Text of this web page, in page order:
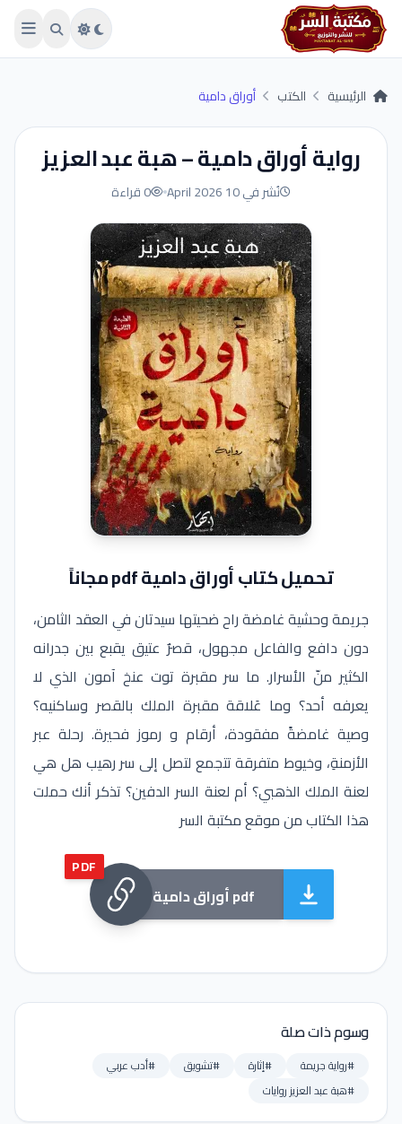
Skip to main content
الرئيسية الكتب أوراق دامية
رواية أوراق دامية – هبة عبد العزيز
نُشر في 10 April 2026 0 قراءة
تحميل كتاب أوراق دامية pdf مجاناً
جريمة وحشية غامضة راح ضحيتها سيدتان في العقد الثامن،
دون دافع والفاعل مجهول، قصرٌ عتيق يقبع بين جدرانه
الكثير منّ الأسرار. ما سر مقبرة توت عنخ آمون الذي لا
يعرفه أحد؟ وما عَلاقة مقبرة الملك بالقصر وساكنيه؟
وصية غامضةً مفقودة، أرقام و رموز فحيرة. رحلة عبر
الأزمنةِ، وخيوط متفرقة تتجمع لتصل إلى سر رهيب هل هي
لعنة الملك الذهبي؟ أم لعنة السر الدفين؟ تذكر أنك حملت
هذا الكتاب من موقع مكتبة السر
PDF
أوراق دامية pdf
وسوم ذات صلة
#رواية جريمة #إثارة #تشويق
#أدب عربي
#هبة عبد العزيز روايات